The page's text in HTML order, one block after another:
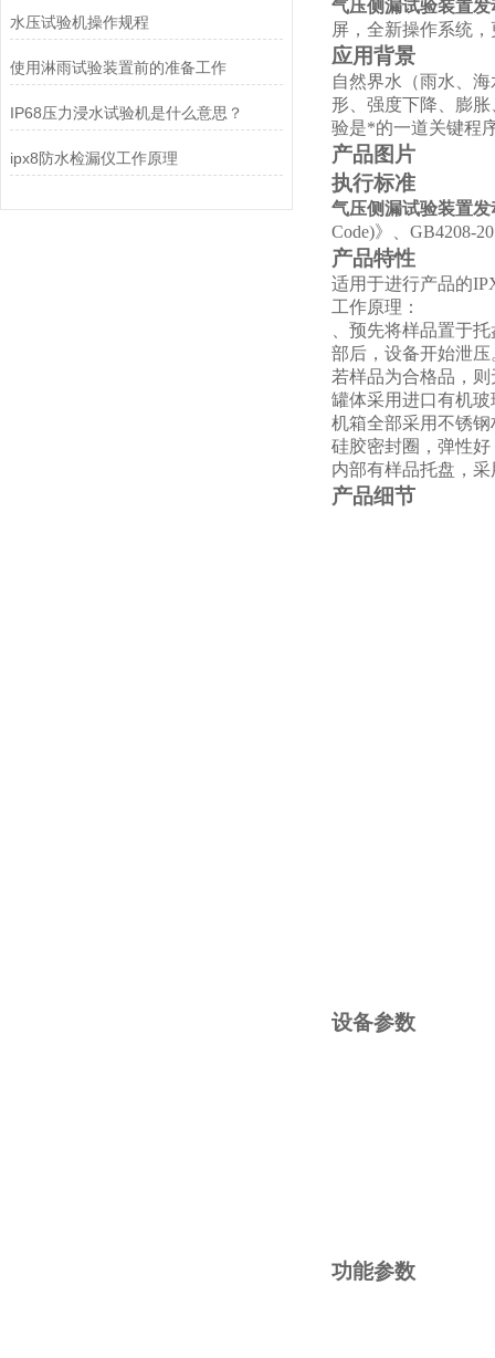
水压试验机操作规程
使用淋雨试验装置前的准备工作
IP68压力浸水试验机是什么意思？
ipx8防水检漏仪工作原理
气压侧漏试验装置
屏，全新操作系统
应用背景
自然界水（雨水、
形、强度下降、膨
验是*的一道关键程
产品图片
执行标准
气压侧漏试验装置
Code)》、GB4208-
产品特性
适用于进行产品的
工作原理 ：
、预先将样品置于
部后，设备开始泄
若样品为合格品，
罐体采用进口有机
机箱全部采用不锈
硅胶密封圈，弹性
内部有样品托盘，
产品细节
设备参数
功能参数